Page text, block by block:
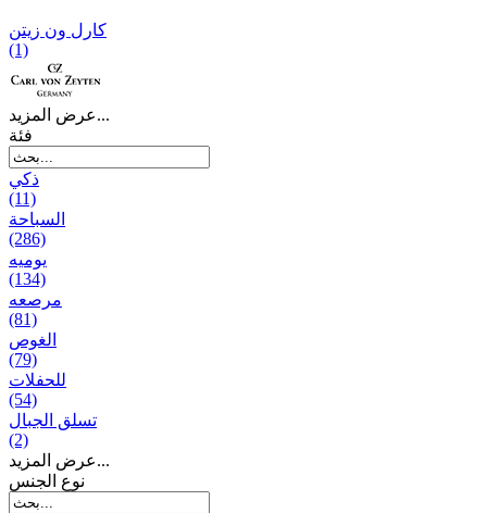
کارل ون زیتن
(1)
عرض المزيد...
فئة
ذكي
(11)
السباحة
(286)
يومیه
(134)
مرصعه
(81)
الغوص
(79)
للحفلات
(54)
تسلق الجبال
(2)
عرض المزيد...
نوع الجنس